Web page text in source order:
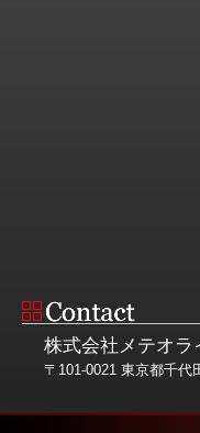
株式会社メテオラ
〒101-0021 東京都千